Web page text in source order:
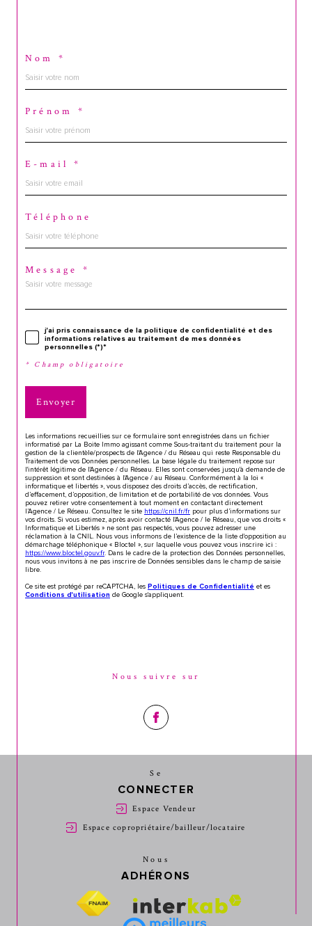
Nom *
Prénom *
E-mail *
Téléphone
Message *
j'ai pris connaissance de la politique de confidentialité et des
informations relatives au traitement de mes données
personnelles (*)*
* Champ obligatoire
Envoyer
Les informations recueillies sur ce formulaire sont enregistrées dans un fichier
informatisé par La Boite Immo agissant comme Sous-traitant du traitement pour la
gestion de la clientèle/prospects de l'Agence / du Réseau qui reste Responsable du
Traitement de vos Données personnelles. La base légale du traitement repose sur
l'intérêt légitime de l'Agence / du Réseau. Elles sont conservées jusqu'à demande de
suppression et sont destinées à l'Agence / au Réseau. Conformément à la loi «
informatique et libertés », vous disposez des droits d’accès, de rectification,
d’effacement, d’opposition, de limitation et de portabilité de vos données. Vous
pouvez retirer votre consentement à tout moment en contactant directement
l’Agence / Le Réseau. Consultez le site https://cnil.fr/fr pour plus d’informations sur
vos droits. Si vous estimez, après avoir contacté l'Agence / le Réseau, que vos droits «
Informatique et Libertés » ne sont pas respectés, vous pouvez adresser une
réclamation à la CNIL. Nous vous informons de l’existence de la liste d'opposition au
démarchage téléphonique « Bloctel », sur laquelle vous pouvez vous inscrire ici :
https://www.bloctel.gouv.fr. Dans le cadre de la protection des Données personnelles,
nous vous invitons à ne pas inscrire de Données sensibles dans le champ de saisie
libre.
Ce site est protégé par reCAPTCHA, les Politiques de Confidentialité et es
Conditions d'utilisation de Google s'appliquent.
Nous suivre sur
Se
CONNECTER
Espace Vendeur
Espace copropriétaire/bailleur/locataire
Nous
ADHÉRONS